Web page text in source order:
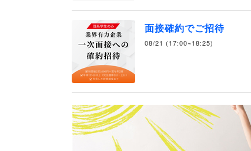
面接確約でご招待
08/21 (17:00~18:25)